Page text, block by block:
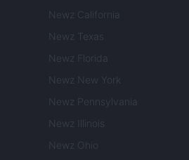
Newz California
Newz Texas
Newz Florida
Newz New York
Newz Pennsylvania
Newz Illinois
Newz Ohio